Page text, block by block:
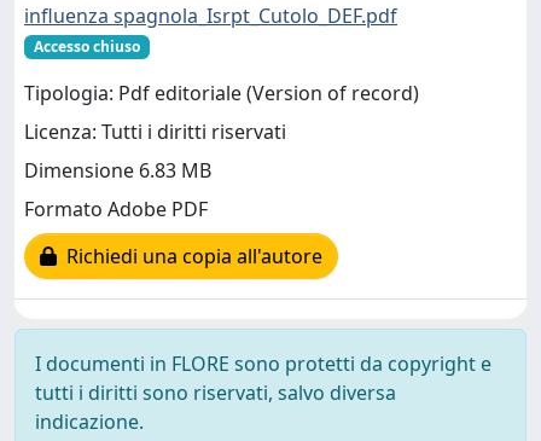
influenza spagnola_Isrpt_Cutolo_DEF.pdf
Accesso chiuso
Tipologia: Pdf editoriale (Version of record)
Licenza: Tutti i diritti riservati
Dimensione 6.83 MB
Formato Adobe PDF
Richiedi una copia all'autore
I documenti in FLORE sono protetti da copyright e
tutti i diritti sono riservati, salvo diversa
indicazione.